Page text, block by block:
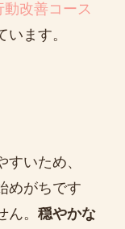
動改善コース
ます。
いため、
めがちです
。 穏やかな